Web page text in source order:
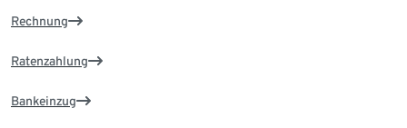
Rechnung
Ratenzahlung
Bankeinzug